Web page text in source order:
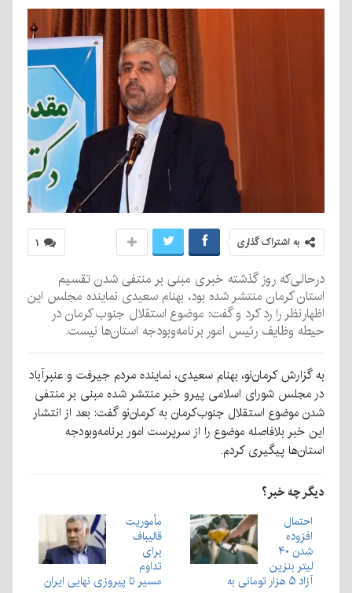
۱ به اشتراک گذاری
درحالی‌که روز گذشته خبری مبنی بر منتفی شدن تقسیم
استان کرمان منتشر شده بود، بهنام سعیدی نماینده مجلس این
اظهارنظر را رد کرد و گفت: موضوع استقلال جنوب کرمان در
حیطه وظایف رئیس امور برنامه‌وبودجه استان‌ها نیست.
به گزارش کرمان‌نو، بهنام سعیدی، نماینده مردم جیرفت و عنبرآباد
در مجلس شورای اسلامی پیرو خبر منتشر شده مبنی بر منتفی
شدن موضوع استقلال جنوب‌کرمان به کرمان‌نو گفت: بعد از انتشار
این خبر بلافاصله موضوع را از سرپرست امور برنامه‌وبودجه
استان‌ها پیگیری کردم.
دیگر چه خبر؟
احتمال
افزوده
شدن ۴۰
لیتر بنزین
آزاد ۵ هزار تومانی به
مأموریت
قالیباف
برای
تداوم
مسیر تا پیروزی نهایی ایران